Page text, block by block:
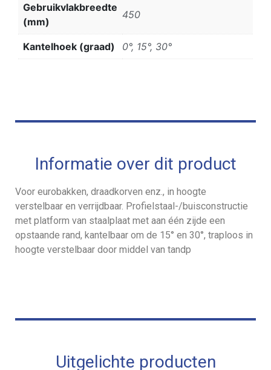
Gebruikvlakbreedte
(mm)
450
Kantelhoek (graad) 0°, 15°, 30°
Informatie over dit product
Voor eurobakken, draadkorven enz., in hoogte
verstelbaar en verrijdbaar. Profielstaal-/buisconstructie
met platform van staalplaat met aan één zijde een
opstaande rand, kantelbaar om de 15° en 30°, traploos in
hoogte verstelbaar door middel van tandp
Uitgelichte producten